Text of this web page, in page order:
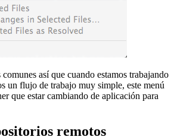
comunes así que cuando estamos trabajando
un flujo de trabajo muy simple, este menú
que estar cambiando de aplicación para
remotos